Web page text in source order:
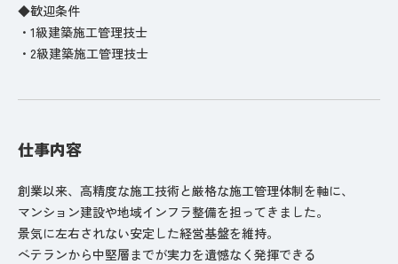
◆歓迎条件
・1級建築施工管理技士
・2級建築施工管理技士
仕事内容
創業以来、高精度な施工技術と厳格な施工管理体制を軸に、
マンション建設や地域インフラ整備を担ってきました。
景気に左右されない安定した経営基盤を維持。
ベテランから中堅層までが実力を遺憾なく発揮できる